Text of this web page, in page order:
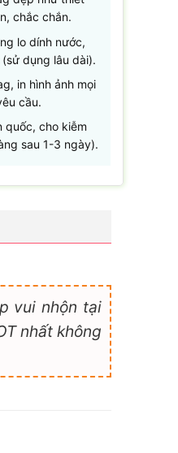
chắc chắn.
lo dính nước,
dụng lâu dài).
in hình ảnh mọi
cầu.
quốc, cho kiễm
sau 1-3 ngày).
vui nhộn tại
nhất không